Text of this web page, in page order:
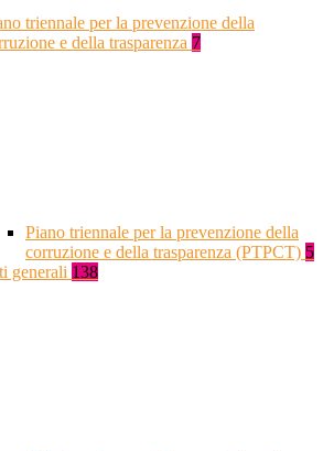
triennale per la prevenzione della
e della trasparenza 7
Piano triennale per la prevenzione della
corruzione e della trasparenza (PTPCT) 5
generali 138